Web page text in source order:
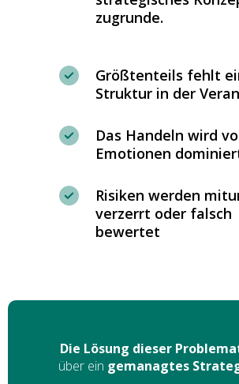
zugrunde.
Größtenteils fehlt
Struktur in der
Das Handeln wird
Emotionen
Risiken werden
verzerrt oder falsch
bewertet
Die Lösung dieser
über ein gemanagtes